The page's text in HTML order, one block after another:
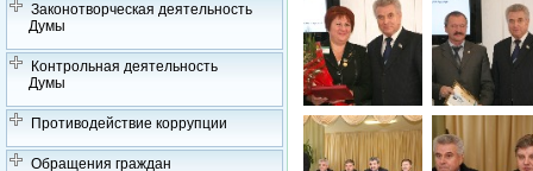
Законотворческая деятельность
Думы
Контрольная деятельность
Думы
Противодействие коррупции
Обращения граждан